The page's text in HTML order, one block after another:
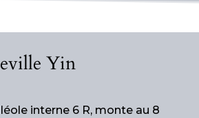
Yin
interne 6 R, monte au 8